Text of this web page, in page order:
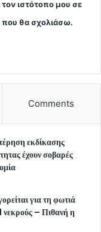
ιστότοπο μου σε
που θα σχολιάσω.
Comments
εκδίκασης
έχουν σοβαρές
για τη φωτιά
νεκρούς – Πιθανή η